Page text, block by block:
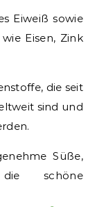
Eiweiß sowie
Eisen, Zink
die seit
sind und
Süße,
schöne